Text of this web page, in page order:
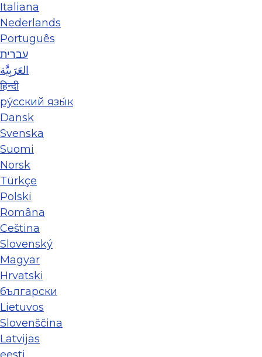
Italiana
Nederlands
Português
עברית
العَرَبِيَّة
हिन्दी
ру́сский язы́к
Dansk
Svenska
Suomi
Norsk
Türkçe
Polski
Româna
Ceština
Slovenský
Magyar
Hrvatski
български
Lietuvos
Slovenščina
Latvijas